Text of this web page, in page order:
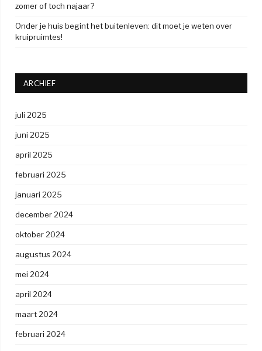
zomer of toch najaar?
Onder je huis begint het buitenleven: dit moet je weten over
kruipruimtes!
ARCHIEF
juli 2025
juni 2025
april 2025
februari 2025
januari 2025
december 2024
oktober 2024
augustus 2024
mei 2024
april 2024
maart 2024
februari 2024